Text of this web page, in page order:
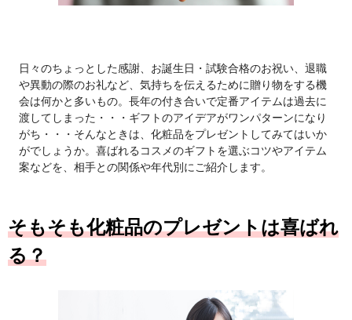
日々のちょっとした感謝、お誕生日・試験合格のお祝い、退職
や異動の際のお礼など、気持ちを伝えるために贈り物をする機
会は何かと多いもの。長年の付き合いで定番アイテムは過去に
渡してしまった・・・ギフトのアイデアがワンパターンになり
がち・・・そんなときは、化粧品をプレゼントしてみてはいか
がでしょうか。喜ばれるコスメのギフトを選ぶコツやアイテム
案などを、相手との関係や年代別にご紹介します。
そもそも化粧品のプレゼントは喜ばれ
る？